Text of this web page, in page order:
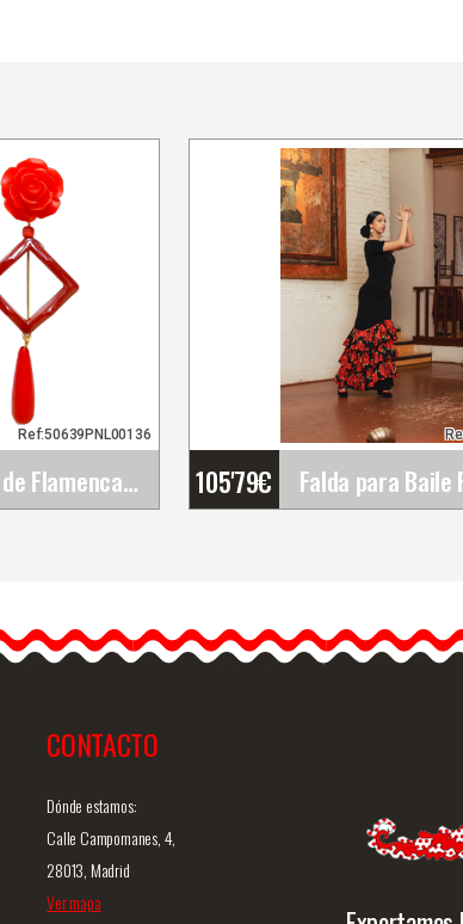
Pendientes de Flamenca y Fiesta
Ref:50639PNL00136
de
105'79€
Falda ajustada con
Costura en el…
CONTACTO
Dónde estamos:
Calle Campomanes, 4,
28013, Madrid
Ver mapa